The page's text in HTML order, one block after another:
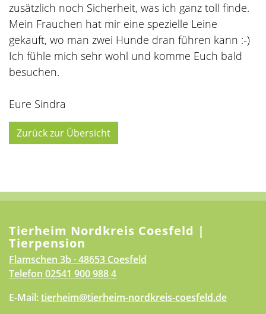
zusätzlich noch Sicherheit, was ich ganz toll finde.
Mein Frauchen hat mir eine spezielle Leine
gekauft, wo man zwei Hunde dran führen kann :-)
Ich fühle mich sehr wohl und komme Euch bald
besuchen.
Eure Sindra
Zurück zur Übersicht
Tierheim Nordkreis Coesfeld |
Tierpension
Flamschen 3b · 48653 Coesfeld
Telefon 02541 900 988 4
E-Mail:tierheim@tierheim-nordkreis-coesfeld.de